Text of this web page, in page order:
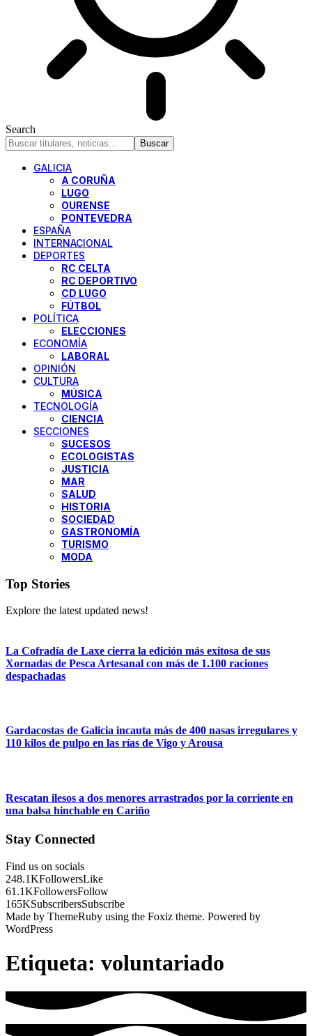
Search
GALICIA
A CORUÑA
LUGO
OURENSE
PONTEVEDRA
ESPAÑA
INTERNACIONAL
DEPORTES
RC CELTA
RC DEPORTIVO
CD LUGO
FÚTBOL
POLÍTICA
ELECCIONES
ECONOMÍA
LABORAL
OPINIÓN
CULTURA
MÚSICA
TECNOLOGÍA
CIENCIA
SECCIONES
SUCESOS
ECOLOGISTAS
JUSTICIA
MAR
SALUD
HISTORIA
SOCIEDAD
GASTRONOMÍA
TURISMO
MODA
Top Stories
Explore the latest updated news!
La Cofradía de Laxe cierra la edición más exitosa de sus
Xornadas de Pesca Artesanal con más de 1.100 raciones
despachadas
Gardacostas de Galicia incauta más de 400 nasas irregulares y
110 kilos de pulpo en las rías de Vigo y Arousa
Rescatan ilesos a dos menores arrastrados por la corriente en
una balsa hinchable en Cariño
Stay Connected
Find us on socials
248.1KFollowersLike
61.1KFollowersFollow
165KSubscribersSubscribe
Made by ThemeRuby using the Foxiz theme. Powered by
WordPress
Etiqueta: voluntariado